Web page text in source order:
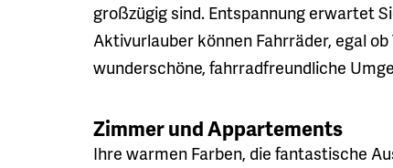
großzügig sind. Entspannung erwartet
Aktivurlauber können Fahrräder, egal
wunderschöne, fahrradfreundliche
Zimmer und Appartements
Ihre warmen Farben, die fantastische